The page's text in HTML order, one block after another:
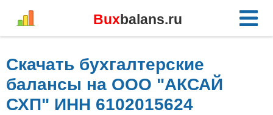
Buxbalans.ru
Скачать бухгалтерские
балансы на ООО "АКСАЙ
СХП" ИНН 6102015624